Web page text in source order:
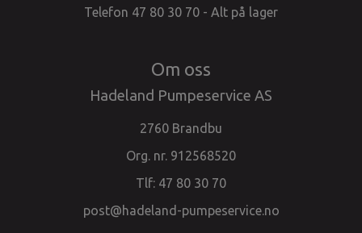
Telefon 47 80 30 70 - Alt på lager
Om oss
Hadeland Pumpeservice AS
2760 Brandbu
Org. nr. 912568520
Tlf: 47 80 30 70
post@hadeland-pumpeservice.no